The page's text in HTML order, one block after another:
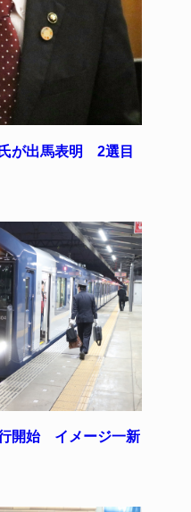
が出馬表明 2選目
開始 イメージ一新